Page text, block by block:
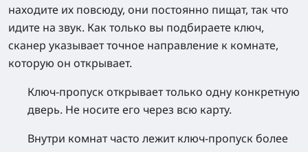
находите их повсюду, они постоянно пищат, так что
идите на звук. Как только вы подбираете ключ,
сканер указывает точное направление к комнате,
которую он открывает.
Ключ-пропуск открывает только одну конкретную
дверь. Не носите его через всю карту.
Внутри комнат часто лежит ключ-пропуск более